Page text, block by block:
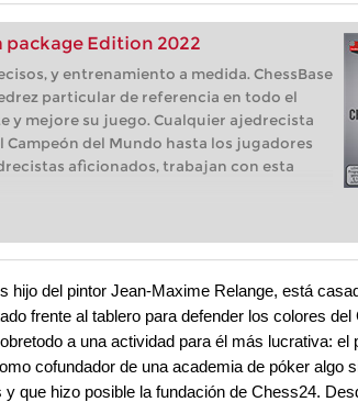
package Edition 2022
y entrenamiento a medida. ChessBase
particular de referencia en todo el
y mejore su juego. Cualquier ajedrecista
Campeón del Mundo hasta los jugadores
aficionados, trabajan con esta
hijo del pintor Jean-Maxime Relange, está
frente al tablero para defender los colores
a una actividad para él más lucrativa: el
cofundador de una academia de póker algo
que hizo posible la fundación de Chess24.